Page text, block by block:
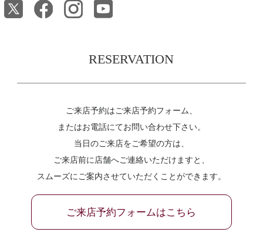
RESERVATION
ご来店予約はご来店予約フォーム、
またはお電話にてお問い合わせ下さい。
当日のご来店をご希望の方は、
ご来店前に店舗へご連絡いただけますと、
スムーズにご案内させていただくことができます。
ご来店予約フォームはこちら